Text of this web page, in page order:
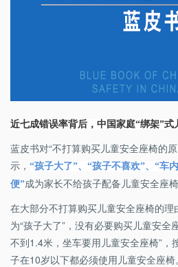
近七成错误率背后，中国家庭“绑架”式
蓝皮书对“不打算购买儿童安全座椅的
示， “孩子大了”、“孩子不喜欢”、“车
便”成为家长不给孩子配备儿童安全座
在大部分不打算购买儿童安全座椅的
为“孩子大了”，没有必要购买儿童安全
不到1.4米，坐车要用儿童安全座椅”，
子在10岁以下都必须使用儿童安全座椅